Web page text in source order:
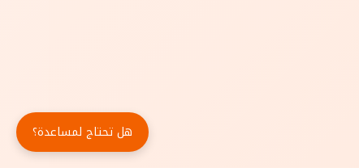
هل تحتاج لمساعدة؟